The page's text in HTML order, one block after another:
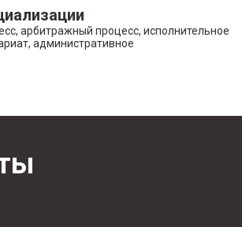
арбитражный процесс, исполнительное
административное